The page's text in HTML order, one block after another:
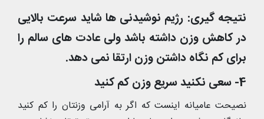
نتیجه گیری: رژیم نوشیدنی ها شاید سرعت بالایی
در کاهش وزن داشته باشد ولی عادت های سالم را
برای کم نگاه داشتن وزن ارتقا نمی دهد.
4- سعی نکنید سریع وزن کم کنید
نصیحت عامیانه اینست که اگر به آرامی وزنتان را کم کنید